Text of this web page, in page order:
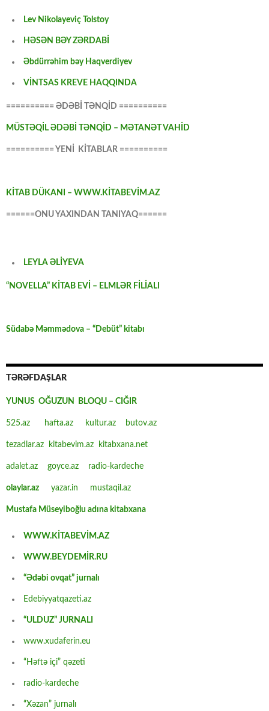
Lev Nikolayeviç Tolstoy
HƏSƏN BƏY ZƏRDABİ
Əbdürrəhim bəy Haqverdiyev
VİNTSAS KREVE HAQQINDA
========== ƏDƏBİ TƏNQİD ==========
MÜSTƏQİL ƏDƏBİ TƏNQİD – MƏTANƏT VAHİD
========== YENİ KİTABLAR ==========
KİTAB DÜKANI – WWW.KİTABEVİM.AZ
======ONU YAXINDAN TANIYAQ======
LEYLA ƏLİYEVA
“NOVELLA” KİTAB EVİ – ELMLƏR FİLİALI
Südabə Məmmədova – “Debüt” kitabı
TƏRƏFDAŞLAR
YUNUS OĞUZUN BLOQU – CIĞIR
525.az hafta.az kultur.az butov.az
tezadlar.az kitabevim.az kitabxana.net
adalet.az goyce.az radio-kardeche
olaylar.az yazar.in mustaqil.az
Mustafa Müseyiboğlu adına kitabxana
WWW.KİTABEVİM.AZ
WWW.BEYDEMİR.RU
“Ədəbi ovqat” jurnalı
Edebiyyatqazeti.az
“ULDUZ” JURNALI
www.xudaferin.eu
“Həftə içi” qəzeti
radio-kardeche
“Xəzan” jurnalı